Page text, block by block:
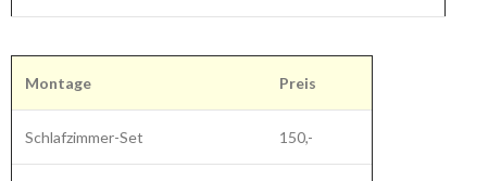
Montage Preis
Schlafzimmer-Set 150,-